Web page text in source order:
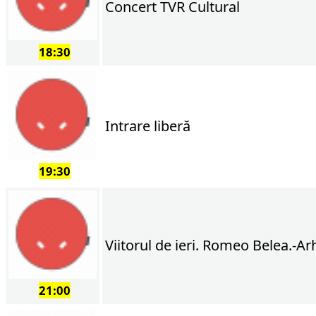
18:30
Concert TVR Cultural
19:30
Intrare liberă
21:00
Viitorul de ieri. Romeo Belea.-